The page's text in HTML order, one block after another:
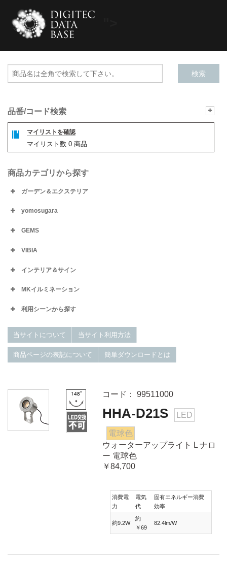
品番/コード検索
マイリストを確認
マイリスト数 0 商品
商品カテゴリから探す
ガーデン＆エクステリア
yomosugara
GEMS
VIBIA
インテリア＆サイン
MKイルミネーション
利用シーンから探す
当サイトについて 当サイト利用方法
商品ページの表記について 簡単ダウンロードとは
コード： 99511000
HHA-D21S LED
電球色
ウォーターアップライト L ナロ
ー 電球色
￥84,700
消費電
力
電気
代
固有エネルギー消費
効率
約9.2W
約
￥69
82.4lm/W